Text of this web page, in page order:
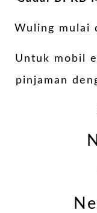
Wuling mulai
Untuk mobil
pinjaman